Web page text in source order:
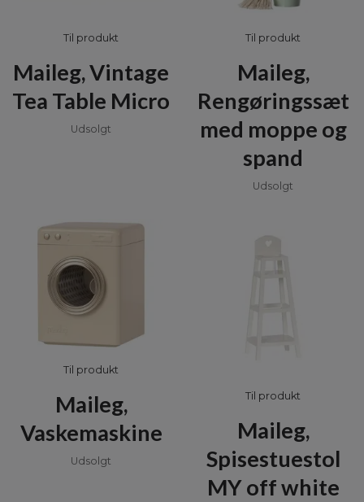
Til produkt
Maileg, Vintage
Tea Table Micro
Udsolgt
Til produkt
Maileg,
Rengøringssæt
med moppe og
spand
Udsolgt
Til produkt
Maileg,
Vaskemaskine
Udsolgt
Til produkt
Maileg,
Spisestuestol
MY off white